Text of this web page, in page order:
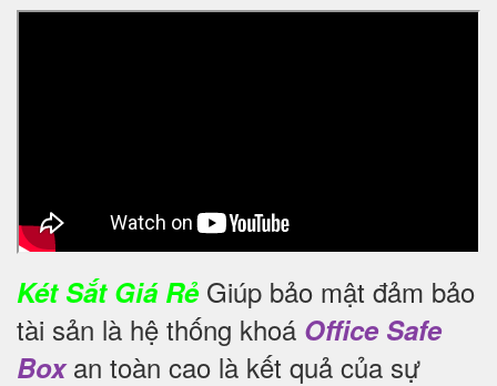
Két Sắt Giá RẻGiúp bảo mật đảm bảo
tài sản là hệ thống khoá Office Safe
Boxan toàn cao là kết quả của sự